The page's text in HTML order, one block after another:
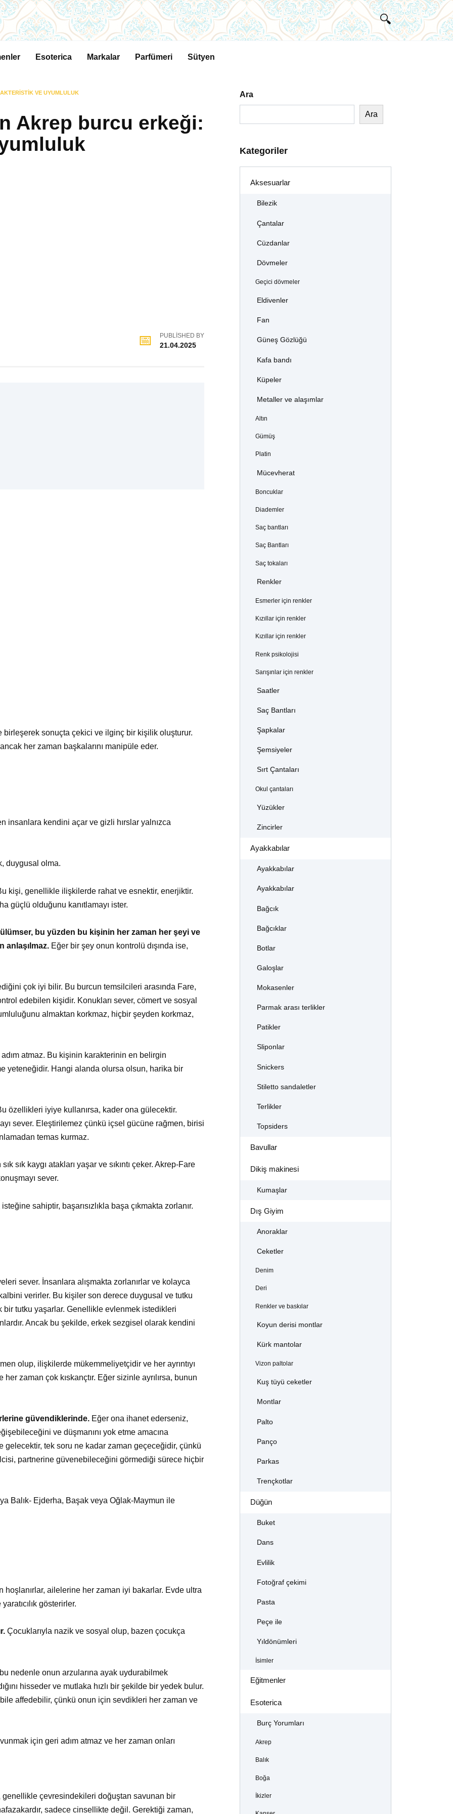
Esoterica Markalar Parfümeri Sütyen
VE UYUMLULUK
Akrep burcu erkeği:
PUBLISHED BY
21.04.2025
birleşerek sonuçta çekici ve ilginç bir kişilik oluşturur.
her zaman başkalarını manipüle eder.
insanlara kendini açar ve gizli hırslar yalnızca
duygusal olma.
kişi, genellikle ilişkilerde rahat ve esnektir, enerjiktir.
güçlü olduğunu kanıtlamayı ister.
bu yüzden bu kişinin her zaman her şeyi ve
anlaşılmaz. Eğer bir şey onun kontrolü dışında ise,
çok iyi bilir. Bu burcun temsilcileri arasında Fare,
edebilen kişidir. Konukları sever, cömert ve sosyal
almaktan korkmaz, hiçbir şeyden korkmaz,
atmaz. Bu kişinin karakterinin en belirgin
yeteneğidir. Hangi alanda olursa olsun, harika bir
özellikleri iyiye kullanırsa, kader ona gülecektir.
sever. Eleştirilemez çünkü içsel gücüne rağmen, birisi
temas kurmaz.
sık kaygı atakları yaşar ve sıkıntı çeker. Akrep-Fare
sever.
sahiptir, başarısızlıkla başa çıkmakta zorlanır.
sever. İnsanlara alışmakta zorlanırlar ve kolayca
verirler. Bu kişiler son derece duygusal ve tutku
bir tutku yaşarlar. Genellikle evlenmek istedikleri
Ancak bu şekilde, erkek sezgisel olarak kendini
olup, ilişkilerde mükemmeliyetçidir ve her ayrıntıyı
zaman çok kıskançtır. Eğer sizinle ayrılırsa, bunun
güvendiklerinde. Eğer ona ihanet ederseniz,
ve düşmanını yok etme amacına
gelecektir, tek soru ne kadar zaman geçeceğidir, çünkü
partnerine güvenebileceğini görmediği sürece hiçbir
Balık- Ejderha, Başak veya Oğlak-Maymun ile
ailelerine her zaman iyi bakarlar. Evde ultra
gösterirler.
Çocuklarıyla nazik ve sosyal olup, bazen çocukça
nedenle onun arzularına ayak uydurabilmek
hisseder ve mutlaka hızlı bir şekilde bir yedek bulur.
affedebilir, çünkü onun için sevdikleri her zaman ve
için geri adım atmaz ve her zaman onları
çevresindekileri doğuştan savunan bir
sadece cinsellikte değil. Gerektiği zaman,
Ara
Ara
Kategoriler
Aksesuarlar
Bilezik
Çantalar
Cüzdanlar
Dövmeler
Geçici dövmeler
Eldivenler
Fan
Güneş Gözlüğü
Kafa bandı
Küpeler
Metaller ve alaşımlar
Altın
Gümüş
Platin
Mücevherat
Boncuklar
Diademler
Saç bantları
Saç Bantları
Saç tokaları
Renkler
Esmerler için renkler
Kızıllar için renkler
Kızıllar için renkler
Renk psikolojisi
Sarışınlar için renkler
Saatler
Saç Bantları
Şapkalar
Şemsiyeler
Sırt Çantaları
Okul çantaları
Yüzükler
Zincirler
Ayakkabılar
Ayakkabılar
Ayakkabılar
Bağcık
Bağcıklar
Botlar
Galoşlar
Mokasenler
Parmak arası terlikler
Patikler
Sliponlar
Snickers
Stiletto sandaletler
Terlikler
Topsiders
Bavullar
Dikiş makinesi
Kumaşlar
Dış Giyim
Anoraklar
Ceketler
Denim
Deri
Renkler ve baskılar
Koyun derisi montlar
Kürk mantolar
Vizon paltolar
Kuş tüyü ceketler
Montlar
Palto
Panço
Parkas
Trençkotlar
Düğün
Buket
Dans
Evlilik
Fotoğraf çekimi
Pasta
Peçe ile
Yıldönümleri
İsimler
Eğitmenler
Esoterica
Burç Yorumları
Akrep
Balık
Boğa
İkizler